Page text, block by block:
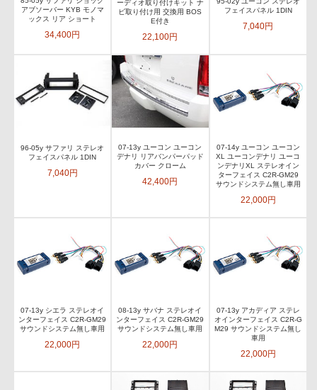
アブソーバー KYB モノマ
ックス リア ショート
34,400円
ーディオ取り付けキット ナ
ビ取り付け用 交換用 BOS
E付き
22,100円
フェイスパネル 1DIN
7,040円
96-05y サファリ ステレオ
フェイスパネル 1DIN
7,040円
07-13y ユーコン ユーコン
デナリ リアバンパーパッド
カバー クローム
42,400円
07-14y ユーコン ユーコン
XL ユーコンデナリ ユーコ
ンデナリXL ステレオイン
ターフェイス C2R-GM29
サウンドシステム無し車用
22,000円
07-13y シエラ ステレオイ
ンターフェイス C2R-GM29
サウンドシステム無し車用
22,000円
08-13y サバナ ステレオイ
ンターフェイス C2R-GM29
サウンドシステム無し車用
22,000円
07-13y アカディア ステレ
オインターフェイス C2R-G
M29 サウンドシステム無し
車用
22,000円